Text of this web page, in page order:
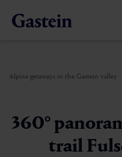
Alpine getaways in the Gastein valley
360°
trail